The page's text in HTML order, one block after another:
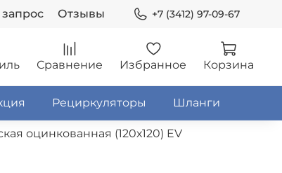
Отзывы +7 (3412) 97-09-67
Сравнение Избранное Корзина
Рециркуляторы Шланги
оцинкованная (120х120) EV